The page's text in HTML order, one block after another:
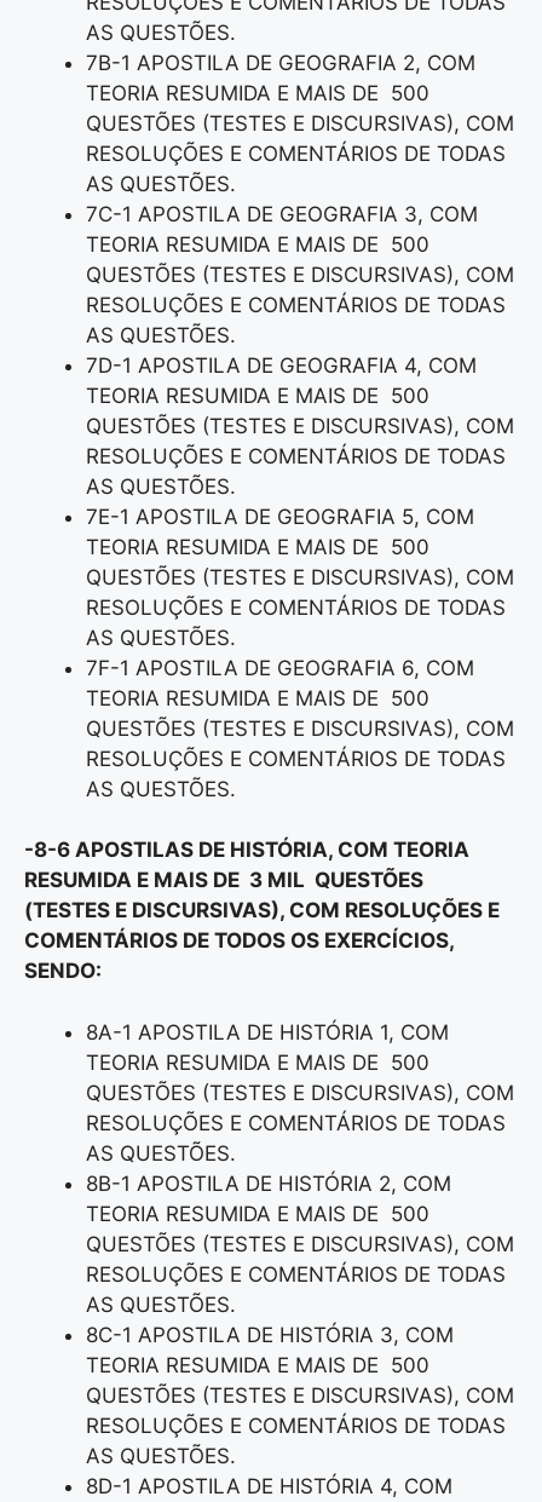
AS QUESTÕES.
7B-1 APOSTILA DE GEOGRAFIA 2, COM
TEORIA RESUMIDA E MAIS DE 500
QUESTÕES (TESTES E DISCURSIVAS), COM
RESOLUÇÕES E COMENTÁRIOS DE TODAS
AS QUESTÕES.
7C-1 APOSTILA DE GEOGRAFIA 3, COM
TEORIA RESUMIDA E MAIS DE 500
QUESTÕES (TESTES E DISCURSIVAS), COM
RESOLUÇÕES E COMENTÁRIOS DE TODAS
AS QUESTÕES.
7D-1 APOSTILA DE GEOGRAFIA 4, COM
TEORIA RESUMIDA E MAIS DE 500
QUESTÕES (TESTES E DISCURSIVAS), COM
RESOLUÇÕES E COMENTÁRIOS DE TODAS
AS QUESTÕES.
7E-1 APOSTILA DE GEOGRAFIA 5, COM
TEORIA RESUMIDA E MAIS DE 500
QUESTÕES (TESTES E DISCURSIVAS), COM
RESOLUÇÕES E COMENTÁRIOS DE TODAS
AS QUESTÕES.
7F-1 APOSTILA DE GEOGRAFIA 6, COM
TEORIA RESUMIDA E MAIS DE 500
QUESTÕES (TESTES E DISCURSIVAS), COM
RESOLUÇÕES E COMENTÁRIOS DE TODAS
AS QUESTÕES.
-8-6 APOSTILAS DE HISTÓRIA, COM TEORIA
RESUMIDA E MAIS DE 3 MIL QUESTÕES
(TESTES E DISCURSIVAS), COM RESOLUÇÕES E
COMENTÁRIOS DE TODOS OS EXERCÍCIOS,
SENDO:
8A-1 APOSTILA DE HISTÓRIA 1, COM
TEORIA RESUMIDA E MAIS DE 500
QUESTÕES (TESTES E DISCURSIVAS), COM
RESOLUÇÕES E COMENTÁRIOS DE TODAS
AS QUESTÕES.
8B-1 APOSTILA DE HISTÓRIA 2, COM
TEORIA RESUMIDA E MAIS DE 500
QUESTÕES (TESTES E DISCURSIVAS), COM
RESOLUÇÕES E COMENTÁRIOS DE TODAS
AS QUESTÕES.
8C-1 APOSTILA DE HISTÓRIA 3, COM
TEORIA RESUMIDA E MAIS DE 500
QUESTÕES (TESTES E DISCURSIVAS), COM
RESOLUÇÕES E COMENTÁRIOS DE TODAS
AS QUESTÕES.
8D-1 APOSTILA DE HISTÓRIA 4, COM